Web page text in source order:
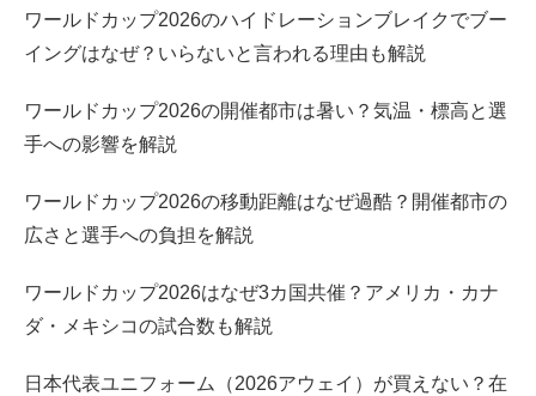
ワールドカップ2026のハイドレーションブレイクでブー
イングはなぜ？いらないと言われる理由も解説
ワールドカップ2026の開催都市は暑い？気温・標高と選
手への影響を解説
ワールドカップ2026の移動距離はなぜ過酷？開催都市の
広さと選手への負担を解説
ワールドカップ2026はなぜ3カ国共催？アメリカ・カナ
ダ・メキシコの試合数も解説
日本代表ユニフォーム（2026アウェイ）が買えない？在